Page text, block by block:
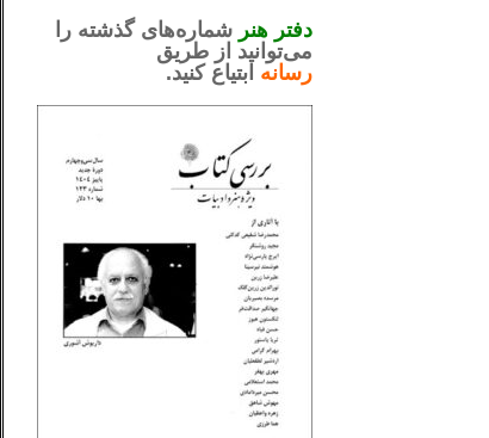
دفتر هنر شماره‌های گذشته را
می‌توانید از طریق
رسانه ابتیاع کنید.